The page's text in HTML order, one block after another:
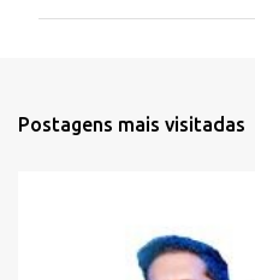
Postagens mais visitadas